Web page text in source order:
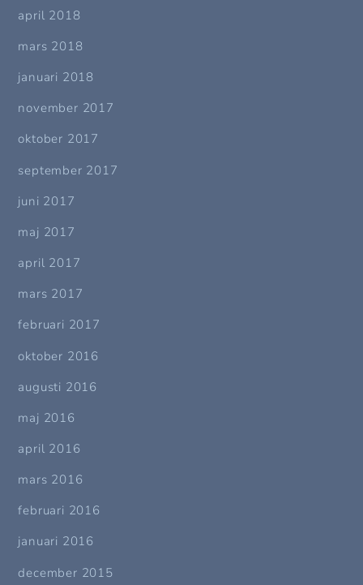
april 2018
mars 2018
januari 2018
november 2017
oktober 2017
september 2017
juni 2017
maj 2017
april 2017
mars 2017
februari 2017
oktober 2016
augusti 2016
maj 2016
april 2016
mars 2016
februari 2016
januari 2016
december 2015